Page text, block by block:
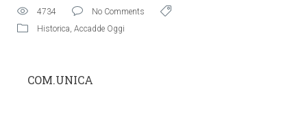
4734
No Comments
Historica, Accadde Oggi
COM.UNICA